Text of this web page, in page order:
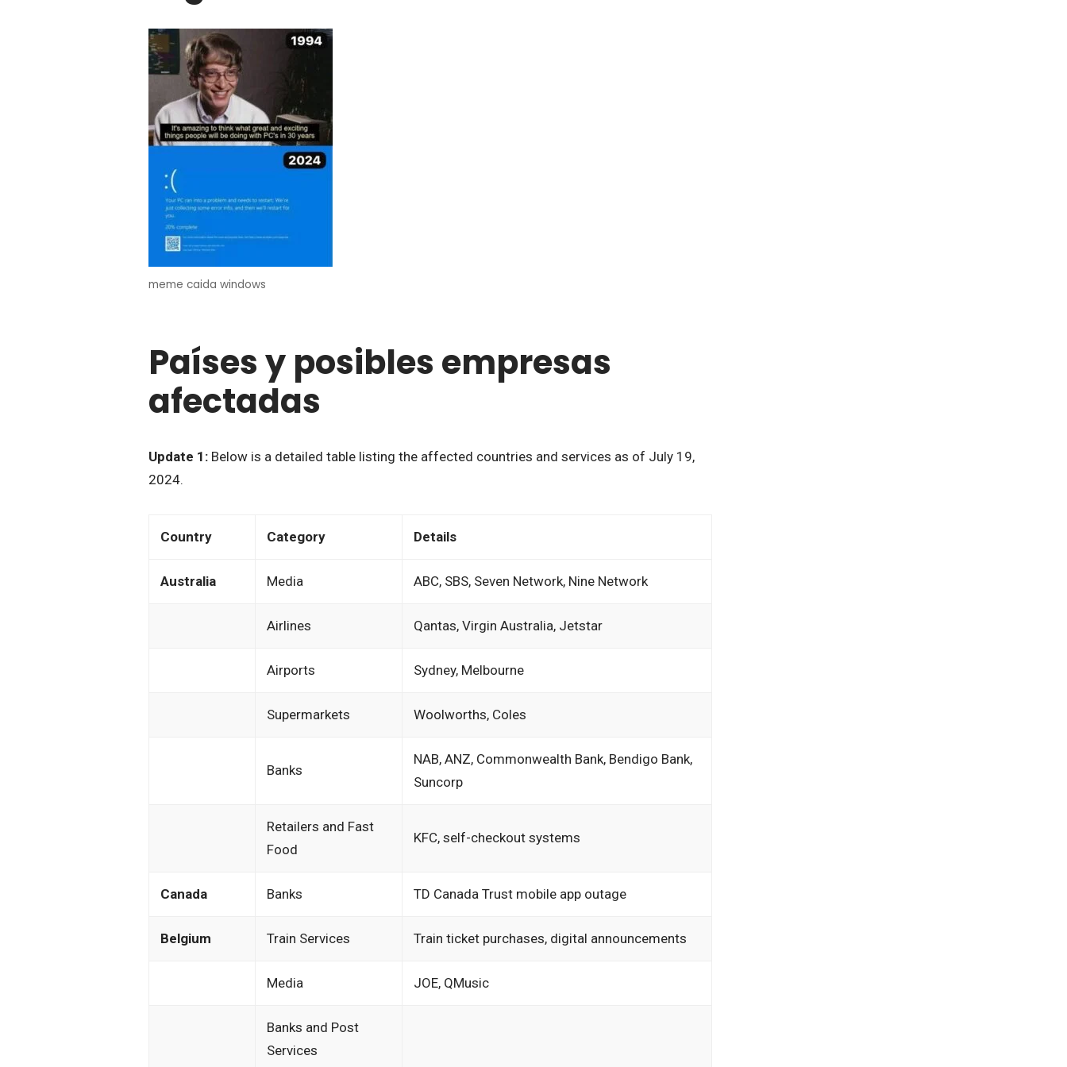
meme caida windows
Países y posibles empresas
afectadas
Update 1: Below is a detailed table listing the affected countries and services as of July 19,
2024.
Country Category Details
Australia Media ABC, SBS, Seven Network, Nine Network
Airlines Qantas, Virgin Australia, Jetstar
Airports Sydney, Melbourne
Supermarkets Woolworths, Coles
Banks
NAB, ANZ, Commonwealth Bank, Bendigo Bank,
Suncorp
Retailers and Fast
Food
KFC, self-checkout systems
Canada Banks TD Canada Trust mobile app outage
Belgium Train Services Train ticket purchases, digital announcements
Media JOE, QMusic
Banks and Post
Services